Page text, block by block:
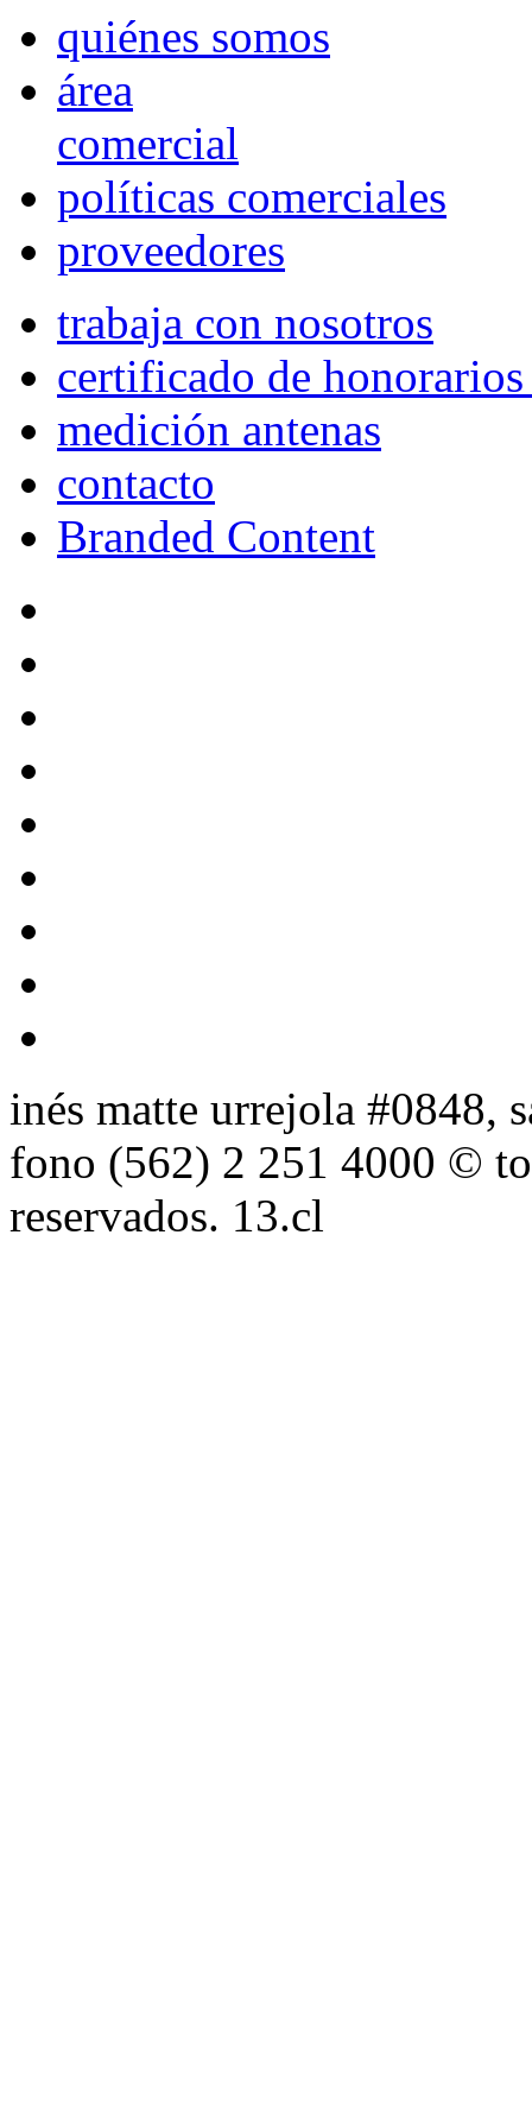
quiénes somos
área
comercial
políticas comerciales
proveedores
trabaja con nosotros
certificado de
medición antenas
contacto
Branded Content
inés matte urrejola #0848,
fono (562) 2 251 4000 ©
reservados. 13.cl